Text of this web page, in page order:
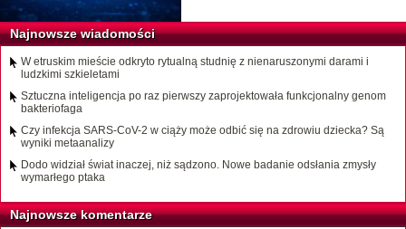
Najnowsze wiadomości
W etruskim mieście odkryto rytualną studnię z nienaruszonymi darami i
ludzkimi szkieletami
Sztuczna inteligencja po raz pierwszy zaprojektowała funkcjonalny genom
bakteriofaga
Czy infekcja SARS-CoV-2 w ciąży może odbić się na zdrowiu dziecka? Są
wyniki metaanalizy
Dodo widział świat inaczej, niż sądzono. Nowe badanie odsłania zmysły
wymarłego ptaka
Najnowsze komentarze